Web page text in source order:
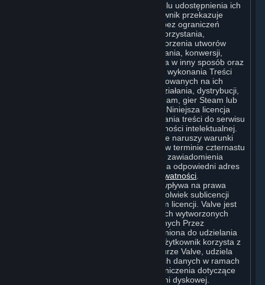
Przesyłając swoje treści do Steam w celu udostępnienia ich
innym użytkownikom lub Valve, Użytkownik przekazuje
Valve i podmiotom z nią powiązanym, bez ograniczeń
terytorialnych, niewyłączne prawa do korzystania,
rozpowszechniania, modyfikowania, tworzenia utworów
zależnych, rozpowszechniania, przesyłania, konwersji,
tłumaczenia, nadawania i udostępniania w inny sposób oraz
publicznego wyświetlania i publicznego wykonania Treści
Tworzonych Przez Użytkownika i opracowanych na ich
podstawie utworów zależnych w celu działania, dystrybucji,
włączania do i promowania serwisu Steam, gier Steam lub
innych ofert Steam, w tym Subskrypcji. Niniejsza licencja
jest przyznawana Valve z chwilą przesłania treści do serwisu
Steam, na cały czas trwania praw własności intelektualnej.
Może ona zostać rozwiązana, jeśli Valve naruszy warunki
licencji i nie usunie takiego naruszenia w terminie czternastu
(14) dni od otrzymania od Użytkownika zawiadomienia
wysłanego do Działu Prawnego Valve na odpowiedni adres
Polityki Prywatności
Rozwiązanie wspomnianej licencji nie wpływa na prawa
sublicencjobiorców wynikające z jakiejkolwiek sublicencji
udzielonej przez Valve przed cofnięciem licencji. Valve jest
jedynym właścicielem utworów zależnych wytworzonych
przez Valve w oparciu o Treści Tworzonych Przez
Użytkownika, a zatem Valve jest uprawniona do udzielania
licencji na takie utwory zależne. Jeśli Użytkownik korzysta z
usługi przechowywania danych w chmurze Valve, udziela
Valve licencji na przechowywanie swoich danych w ramach
tej usługi. Valve może ustanawiać ograniczenia dotyczące
używanej przez Użytkownika przestrzeni dyskowej.